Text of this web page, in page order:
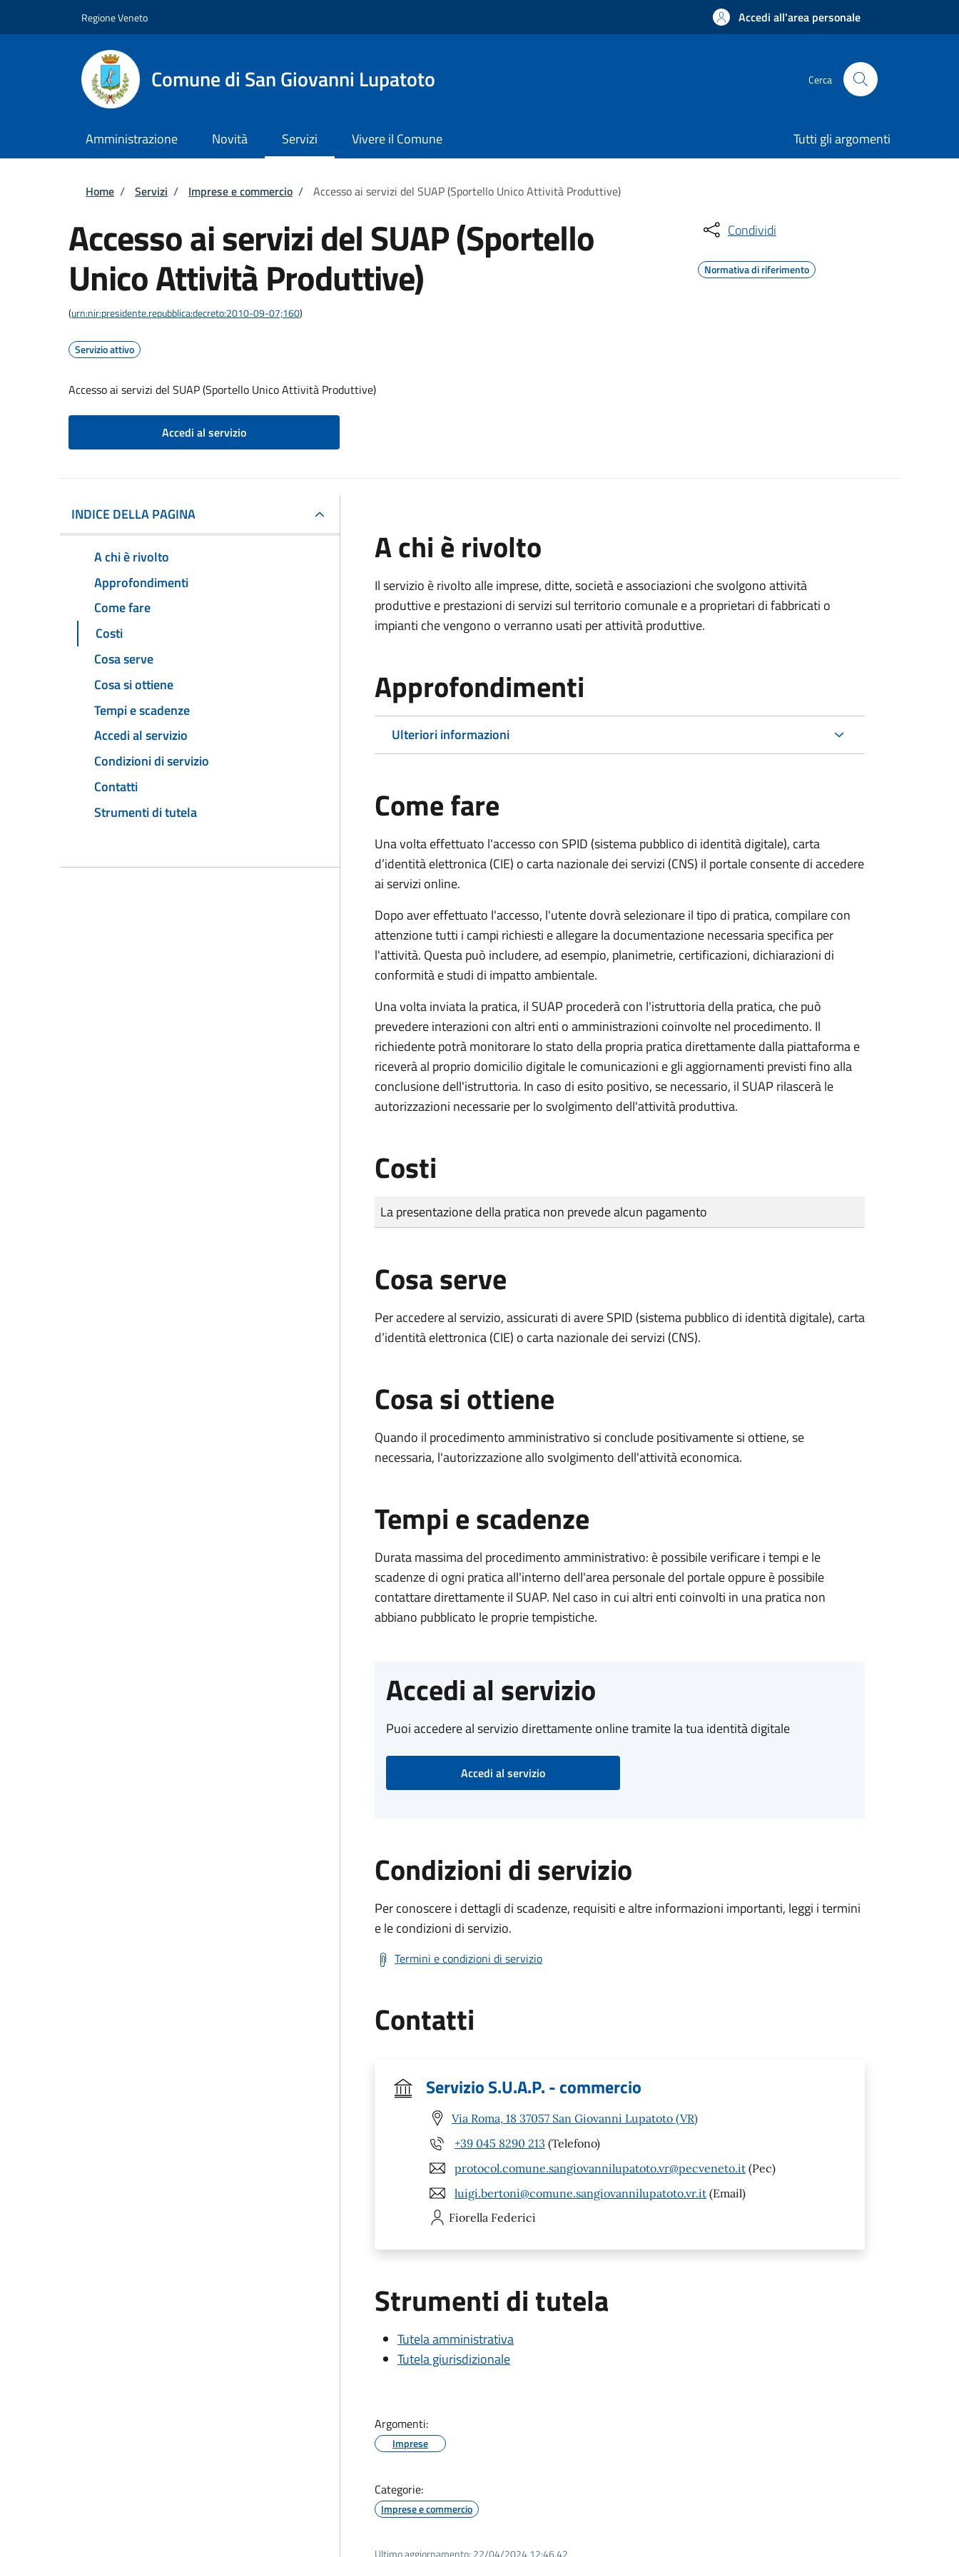
Regione Veneto Accedi all'area personale
Comune di San Giovanni Lupatoto Cerca
Amministrazione Novità Servizi Vivere il Comune Tutti gli argomenti
Briciole di pane
Home / Servizi / Imprese e commercio / Accesso ai servizi del SUAP (Sportello Unico Attività Produttive)
Accesso ai servizi del SUAP (Sportello
Unico Attività Produttive)
(urn:nir:presidente.repubblica:decreto:2010-09-07;160)
Servizio attivo
Accesso ai servizi del SUAP (Sportello Unico Attività Produttive)
Accedi al servizio
Condividi
Normativa di riferimento
INDICE DELLA PAGINA
A chi è rivolto
Approfondimenti
Come fare
Costi
Cosa serve
Cosa si ottiene
Tempi e scadenze
Accedi al servizio
Condizioni di servizio
Contatti
Strumenti di tutela
A chi è rivolto
Il servizio è rivolto alle imprese, ditte, società e associazioni che svolgono attività
produttive e prestazioni di servizi sul territorio comunale e a proprietari di fabbricati o
impianti che vengono o verranno usati per attività produttive.
Approfondimenti
Ulteriori informazioni
Come fare
Una volta effettuato l'accesso con SPID (sistema pubblico di identità digitale), carta
d’identità elettronica (CIE) o carta nazionale dei servizi (CNS) il portale consente di accedere
ai servizi online.
Dopo aver effettuato l'accesso, l'utente dovrà selezionare il tipo di pratica, compilare con
attenzione tutti i campi richiesti e allegare la documentazione necessaria specifica per
l'attività. Questa può includere, ad esempio, planimetrie, certificazioni, dichiarazioni di
conformità e studi di impatto ambientale.
Una volta inviata la pratica, il SUAP procederà con l'istruttoria della pratica, che può
prevedere interazioni con altri enti o amministrazioni coinvolte nel procedimento. Il
richiedente potrà monitorare lo stato della propria pratica direttamente dalla piattaforma e
riceverà al proprio domicilio digitale le comunicazioni e gli aggiornamenti previsti fino alla
conclusione dell'istruttoria. In caso di esito positivo, se necessario, il SUAP rilascerà le
autorizzazioni necessarie per lo svolgimento dell'attività produttiva.
Costi
Tipo di pagamento
Importo
La presentazione della pratica non prevede alcun pagamento
Cosa serve
Per accedere al servizio, assicurati di avere SPID (sistema pubblico di identità digitale), carta
d’identità elettronica (CIE) o carta nazionale dei servizi (CNS).
Cosa si ottiene
Quando il procedimento amministrativo si conclude positivamente si ottiene, se
necessaria, l'autorizzazione allo svolgimento dell'attività economica.
Tempi e scadenze
Durata massima del procedimento amministrativo: è possibile verificare i tempi e le
scadenze di ogni pratica all'interno dell'area personale del portale oppure è possibile
contattare direttamente il SUAP. Nel caso in cui altri enti coinvolti in una pratica non
abbiano pubblicato le proprie tempistiche.
Accedi al servizio
Puoi accedere al servizio direttamente online tramite la tua identità digitale
Accedi al servizio
Condizioni di servizio
Per conoscere i dettagli di scadenze, requisiti e altre informazioni importanti, leggi i termini
e le condizioni di servizio.
Termini e condizioni di servizio
Contatti
Servizio S.U.A.P. - commercio
Via Roma, 18 37057 San Giovanni Lupatoto (VR)
+39 045 8290 213 (Telefono)
protocol.comune.sangiovannilupatoto.vr@pecveneto.it (Pec)
luigi.bertoni@comune.sangiovannilupatoto.vr.it (Email)
Fiorella Federici
Strumenti di tutela
Tutela amministrativa
Tutela giurisdizionale
Argomenti:
Imprese
Categorie:
Imprese e commercio
Ultimo aggiornamento: 22/04/2024 12:46.42